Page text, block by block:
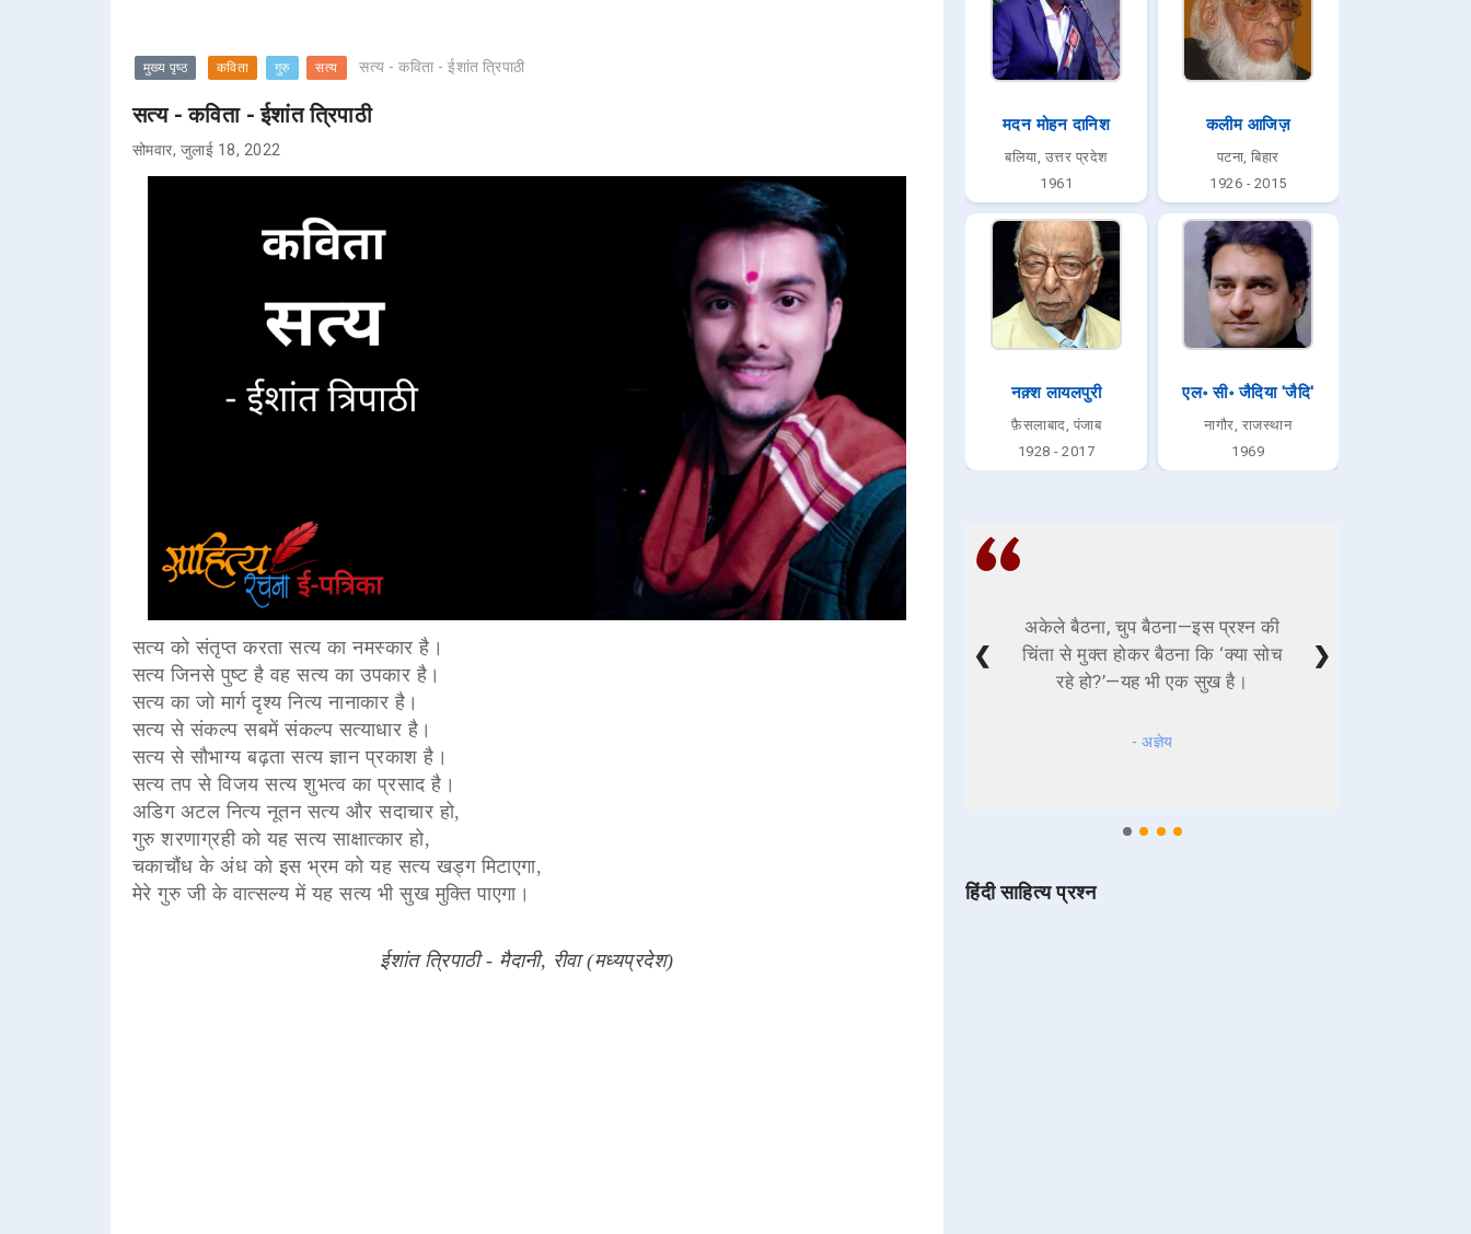
मुख्य पृष्ठ कविता गुरु सत्य सत्य - कविता - ईशांत त्रिपाठी
सत्य - कविता - ईशांत त्रिपाठी
सोमवार, जुलाई 18, 2022
सत्य को संतृप्त करता सत्य का नमस्कार है।
सत्य जिनसे पुष्ट है वह सत्य का उपकार है।
सत्य का जो मार्ग दृश्य नित्य नानाकार है।
सत्य से संकल्प सबमें संकल्प सत्याधार है।
सत्य से सौभाग्य बढ़ता सत्य ज्ञान प्रकाश है।
सत्य तप से विजय सत्य शुभत्व का प्रसाद है।
अडिग अटल नित्य नूतन सत्य और सदाचार हो,
गुरु शरणाग्रही को यह सत्य साक्षात्कार हो,
चकाचौंध के अंध को इस भ्रम को यह सत्य खड्ग मिटाएगा,
मेरे गुरु जी के वात्सल्य में यह सत्य भी सुख मुक्ति पाएगा।
ईशांत त्रिपाठी - मैदानी, रीवा (मध्यप्रदेश)
मदन मोहन दानिश
बलिया, उत्तर प्रदेश
1961
कलीम आजिज़
पटना, बिहार
1926 - 2015
नक़्श लायलपुरी
फ़ैसलाबाद, पंजाब
1928 - 2017
एल॰ सी॰ जैदिया 'जैदि'
नागौर, राजस्थान
1969
अकेले बैठना, चुप बैठना—इस प्रश्न की
चिंता से मुक्त होकर बैठना कि ‘क्या सोच
रहे हो?’—यह भी एक सुख है।
- अज्ञेय
❮ ❯
हिंदी साहित्य प्रश्न